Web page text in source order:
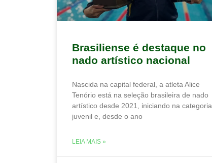
Brasiliense é destaque no
nado artístico nacional
Nascida na capital federal, a atleta Alice
Tenório está na seleção brasileira de nado
artístico desde 2021, iniciando na categoria
juvenil e, desde o ano
LEIA MAIS »